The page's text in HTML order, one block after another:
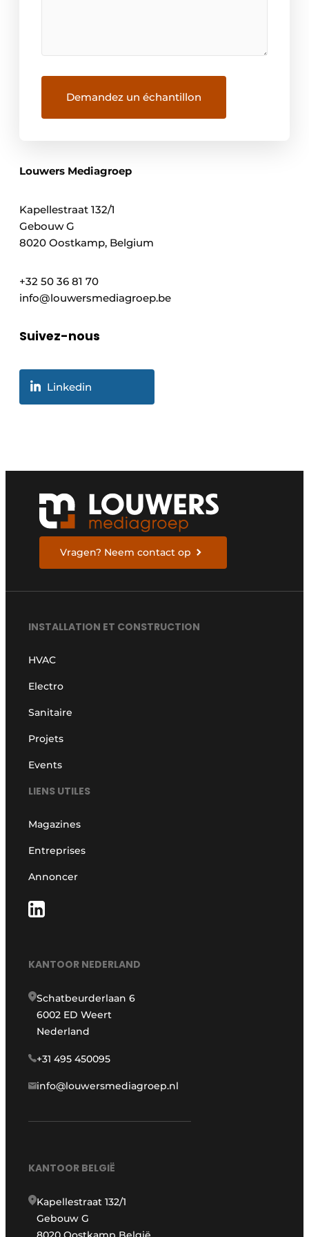
Louwers Mediagroep
Kapellestraat 132/1
Gebouw G
8020 Oostkamp, ​​Belgium
+32 50 36 81 70
info@louwersmediagroep.be
Suivez-nous
Linkedin
Vragen? Neem contact op
INSTALLATION ET CONSTRUCTION
HVAC
Electro
Sanitaire
Projets
Events
LIENS UTILES
Magazines
Entreprises
Annoncer
KANTOOR NEDERLAND
Schatbeurderlaan 6
6002 ED Weert
Nederland
+31 495 450095
info@louwersmediagroep.nl
KANTOOR BELGIË
Kapellestraat 132/1
Gebouw G